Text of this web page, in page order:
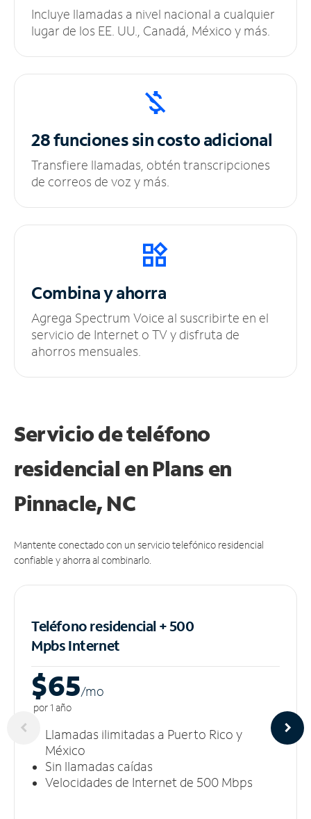
Incluye llamadas a nivel nacional a cualquier
lugar de los EE. UU., Canadá, México y más.
28 funciones sincosto adicional
Transfiere llamadas, obtén transcripciones
de correos de voz y más.
Combina y ahorra
Agrega Spectrum Voice al suscribirte en el
servicio de Internet o TV y disfruta de
ahorros mensuales.
Servicio de teléfono
residencial en Plans en
Pinnacle, NC
Mantente conectado con un servicio telefónico residencial
confiable y ahorra al combinarlo.
Teléfono residencial + 500
MpbsInternet
$65/mo
por 1 año
Llamadas ilimitadas a Puerto Rico y
México
Sin llamadas caídas
Velocidades de Internet de 500 Mbps